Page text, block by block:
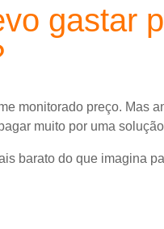
gastar
monitorado preço. Mas
muito por uma
barato do que imagina